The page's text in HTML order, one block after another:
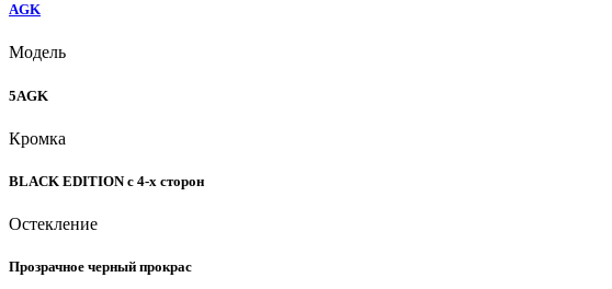
AGK
Модель
5AGK
Кромка
BLACK EDITION с 4-х сторон
Остекление
Прозрачное черный прокрас